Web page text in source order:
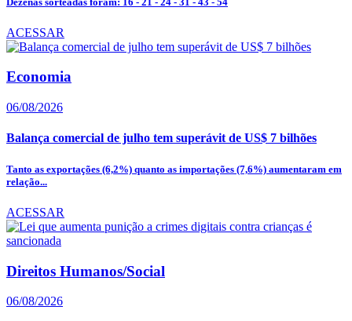
ACESSAR
Economia
06/08/2026
Balança comercial de julho tem superávit de US$ 7 bilhões
Tanto as exportações (6,2%) quanto as importações (7,6%) aumentaram em
relação...
ACESSAR
Direitos Humanos/Social
06/08/2026